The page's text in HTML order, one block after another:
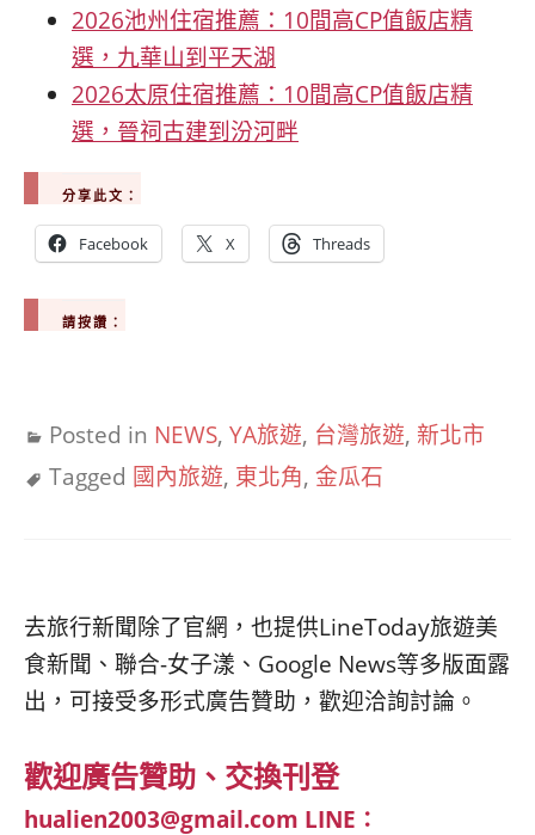
2026池州住宿推薦：10間高CP值飯店精
選，九華山到平天湖
2026太原住宿推薦：10間高CP值飯店精
選，晉祠古建到汾河畔
分享此文：
Facebook X Threads
請按讚：
Posted in NEWS, YA旅遊, 台灣旅遊, 新北市
Tagged 國內旅遊, 東北角, 金瓜石
去旅行新聞除了官網，也提供LineToday旅遊美
食新聞、聯合-女子漾、Google News等多版面露
出，可接受多形式廣告贊助，歡迎洽詢討論。
歡迎廣告贊助、交換刊登
hualien2003@gmail.com LINE：